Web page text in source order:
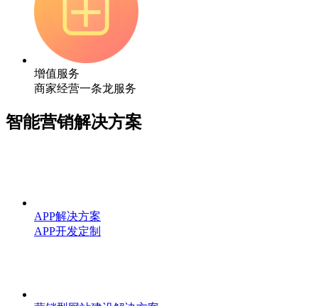
增值服务
商家经营一条龙服务
智能营销解决方案
APP解决方案
APP开发定制